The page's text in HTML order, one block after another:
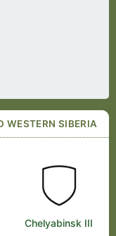
WESTERN SIBERIA
Chelyabinsk III